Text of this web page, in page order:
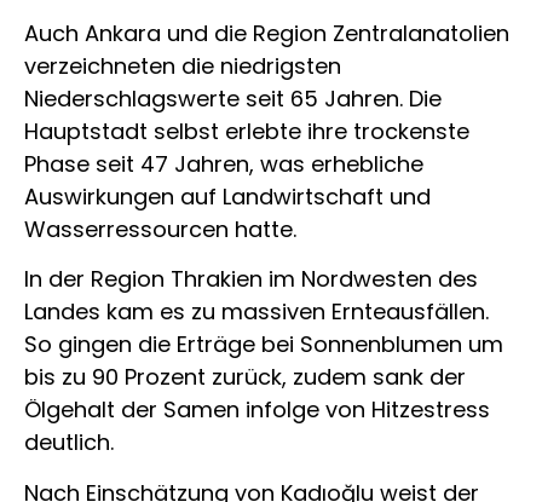
Auch Ankara und die Region Zentralanatolien
verzeichneten die niedrigsten
Niederschlagswerte seit 65 Jahren. Die
Hauptstadt selbst erlebte ihre trockenste
Phase seit 47 Jahren, was erhebliche
Auswirkungen auf Landwirtschaft und
Wasserressourcen hatte.
In der Region Thrakien im Nordwesten des
Landes kam es zu massiven Ernteausfällen.
So gingen die Erträge bei Sonnenblumen um
bis zu 90 Prozent zurück, zudem sank der
Ölgehalt der Samen infolge von Hitzestress
deutlich.
Nach Einschätzung von Kadıoğlu weist der